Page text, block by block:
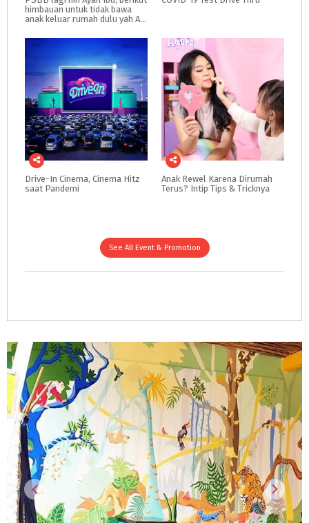
himbauan untuk tidak bawa
anak keluar rumah dulu yah Ayah Ibu
Drive-In Cinema, Cinema Hitz
saat Pandemi
Anak Rewel Karena Dirumah
Terus? Intip Tips & Tricknya
See All Event & Promotion